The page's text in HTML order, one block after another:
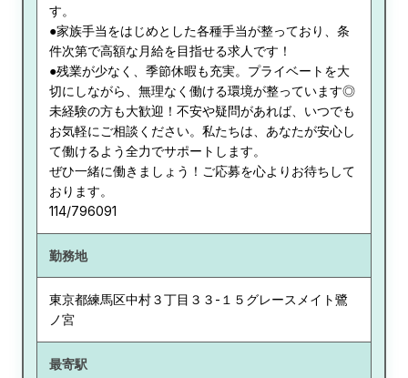
す。
●家族手当をはじめとした各種手当が整っており、条
件次第で高額な月給を目指せる求人です！
●残業が少なく、季節休暇も充実。プライベートを大
切にしながら、無理なく働ける環境が整っています◎
未経験の方も大歓迎！不安や疑問があれば、いつでも
お気軽にご相談ください。私たちは、あなたが安心し
て働けるよう全力でサポートします。
ぜひ一緒に働きましょう！ご応募を心よりお待ちして
おります。
114/796091
勤務地
東京都練馬区中村３丁目３３-１５グレースメイト鷺
ノ宮
最寄駅